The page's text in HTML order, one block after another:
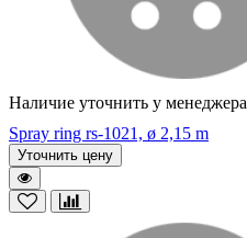
Наличие уточнить у менеджера
Spray ring rs-1021, ø 2,15 m
Уточнить цену